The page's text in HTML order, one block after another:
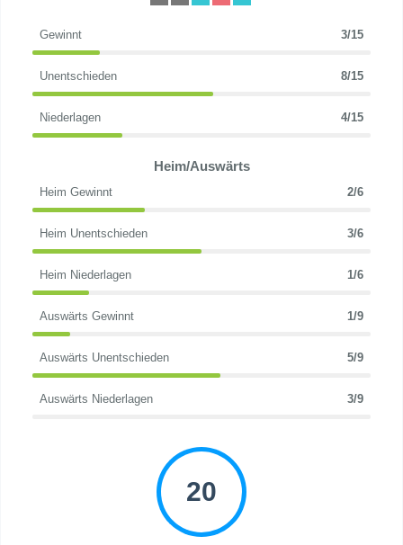
Gewinnt 3/15
Unentschieden 8/15
Niederlagen 4/15
Heim/Auswärts
Heim Gewinnt 2/6
Heim Unentschieden 3/6
Heim Niederlagen 1/6
Auswärts Gewinnt 1/9
Auswärts Unentschieden 5/9
Auswärts Niederlagen 3/9
20